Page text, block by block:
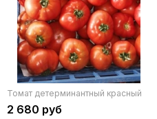
Томат детерминантный красный
2 680 руб